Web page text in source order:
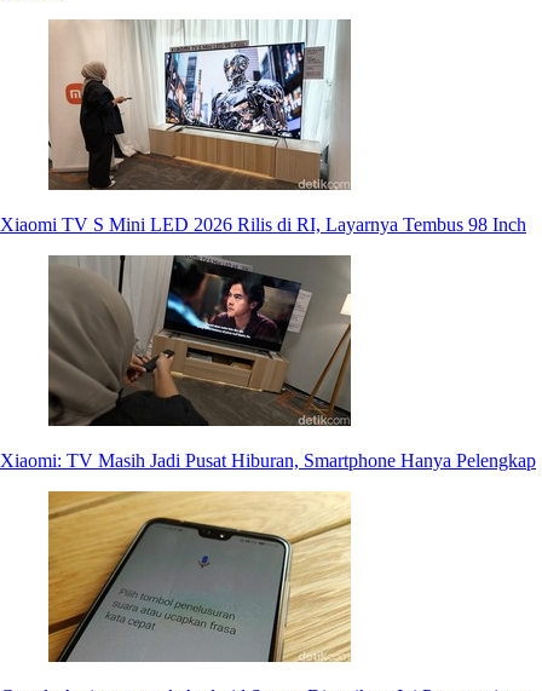
Xiaomi TV S Mini LED 2026 Rilis di RI, Layarnya Tembus 98 Inch
Xiaomi: TV Masih Jadi Pusat Hiburan, Smartphone Hanya Pelengkap